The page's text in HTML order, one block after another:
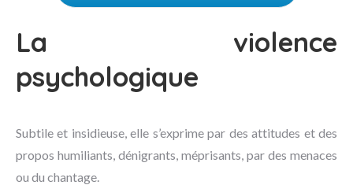
La violence
psychologique
Subtile et insidieuse, elle s’exprime par des attitudes et des
propos humiliants, dénigrants, méprisants, par des menaces
ou du chantage.